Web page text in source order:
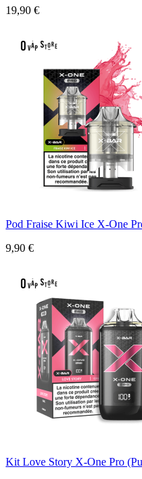
19,90 €
Pod Fraise Kiwi Ice X-One
9,90 €
Kit Love Story X-One Pro